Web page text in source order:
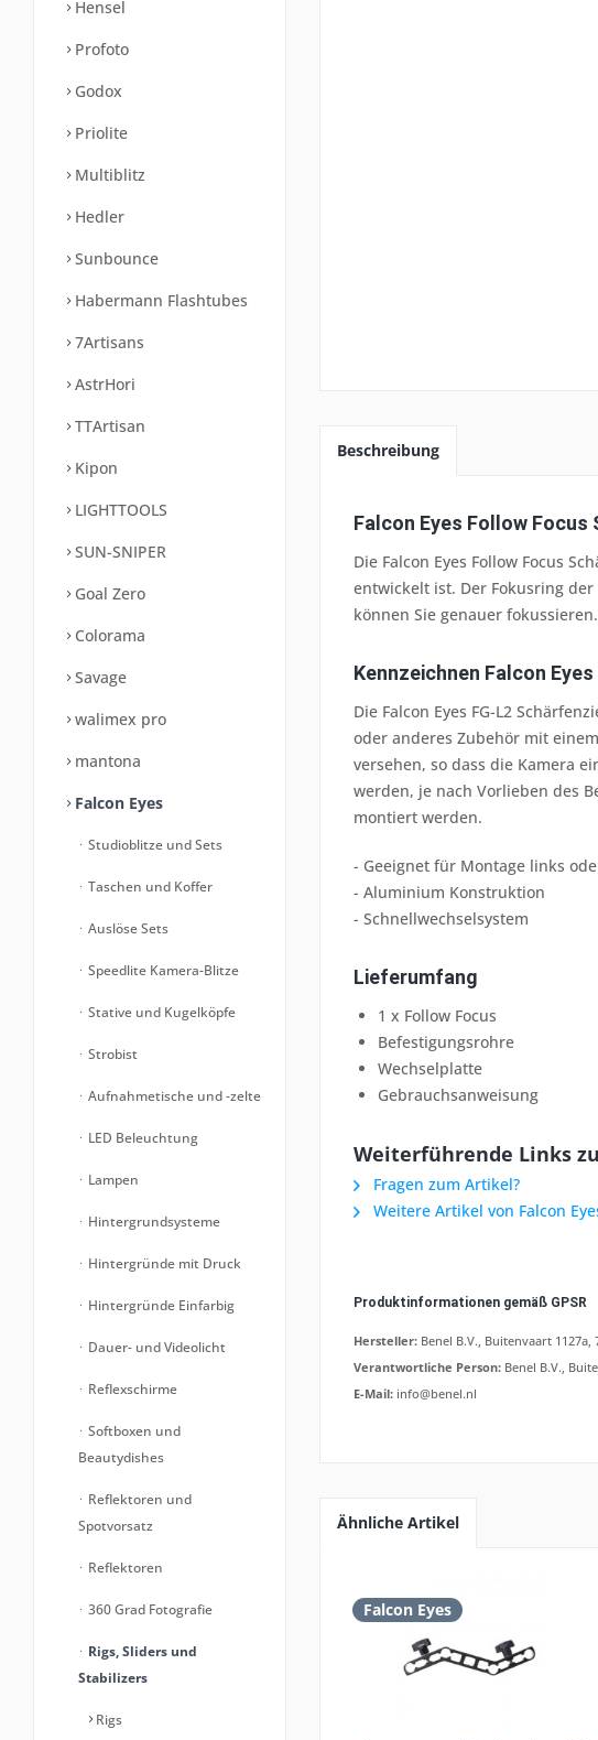
Hensel
Profoto
Godox
Priolite
Multiblitz
Hedler
Sunbounce
Habermann Flashtubes
7Artisans
AstrHori
TTArtisan
Kipon
LIGHTTOOLS
SUN-SNIPER
Goal Zero
Colorama
Savage
walimex pro
mantona
Falcon Eyes
Studioblitze und Sets
Taschen und Koffer
Auslöse Sets
Speedlite Kamera-Blitze
Stative und Kugelköpfe
Strobist
Aufnahmetische und -zelte
LED Beleuchtung
Lampen
Hintergrundsysteme
Hintergründe mit Druck
Hintergründe Einfarbig
Dauer- und Videolicht
Reflexschirme
Softboxen und
Beautydishes
Reflektoren und
Spotvorsatz
Reflektoren
360 Grad Fotografie
Rigs, Sliders und
Stabilizers
Rigs
Beschreibung
Falcon Eyes Follow
Die Falcon Eyes Follow Focus
entwickelt ist. Der Fokusring
können Sie genauer fokussieren.
Kennzeichnen Falcon
Die Falcon Eyes FG-L2
oder anderes Zubehör mit
versehen, so dass die Kamera
werden, je nach Vorlieben des
montiert werden.
- Geeignet für Montage links
- Aluminium Konstruktion
- Schnellwechselsystem
Lieferumfang
1 x Follow Focus
Befestigungsrohre
Wechselplatte
Gebrauchsanweisung
Weiterführende Links
Fragen zum Artikel?
Weitere Artikel von Falcon
Produktinformationen gemäß GPSR
Hersteller: Benel B.V., Buitenvaart 1127a,
Verantwortliche Person: Benel B.V.,
E-Mail: info@benel.nl
Ähnliche Artikel
Falcon Eyes